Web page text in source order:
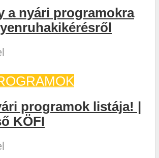
a nyári programokra
programok listája! |
KÖFI